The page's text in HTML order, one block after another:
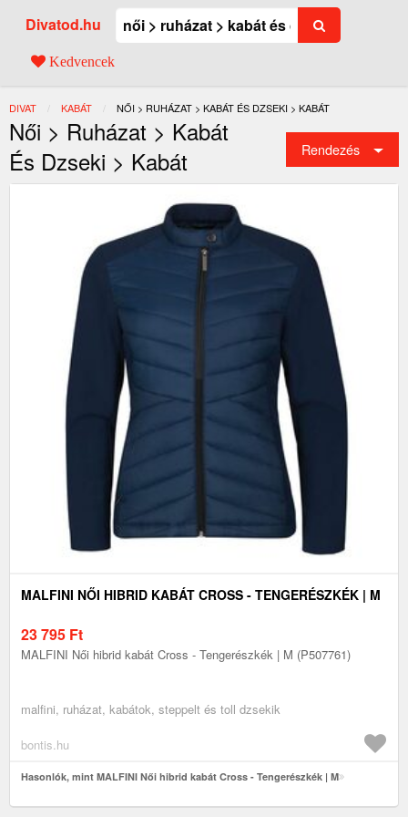
Divatod.hu
Kedvencek
DIVAT KABÁT JELENLEGI:
NŐI > RUHÁZAT > KABÁT ÉS DZSEKI > KABÁT
Női > Ruházat > Kabát
És Dzseki > Kabát
Rendezés
MALFINI NŐI HIBRID KABÁT CROSS - TENGERÉSZKÉK | M
23 795 Ft
MALFINI Női hibrid kabát Cross - Tengerészkék | M (P507761)
malfini, ruházat, kabátok, steppelt és toll dzsekik
bontis.hu
Hasonlók, mint MALFINI Női hibrid kabát Cross - Tengerészkék | M